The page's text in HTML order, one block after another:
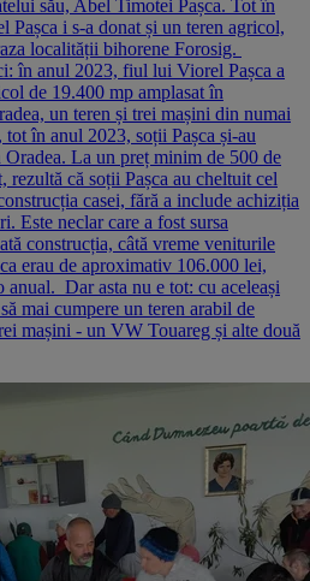
său, Abel Timotei Pașca. Tot în
i s-a donat și un teren agricol,
localității bihorene Forosig.
în anul 2023, fiul lui Viorel Pașca a
de 19.400 mp amplasat în
un teren și trei mașini din numai
în anul 2023, soții Pașca și-au
La un preț minim de 500 de
rezultă că soții Pașca au cheltuit cel
casei, fără a include achiziția
Este neclar care a fost sursa
construcția, câtă vreme veniturile
erau de aproximativ 106.000 lei,
Dar asta nu e tot: cu aceleași
mai cumpere un teren arabil de
mașini - un VW Touareg și alte două